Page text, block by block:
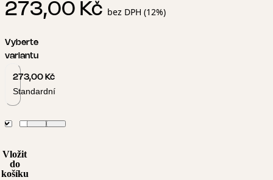
273,00 Kč bez DPH (12%)
Vyberte
variantu
273,00 Kč
Standardní
Vložit
do
košíku